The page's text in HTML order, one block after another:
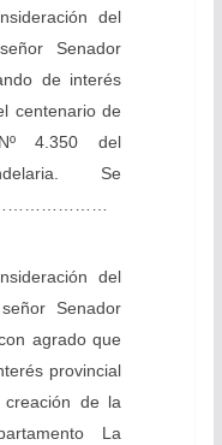
del
Senador
de interés
centenario de
4.350 del
Se
del
Senador
agrado que
provincial
creación de la
La